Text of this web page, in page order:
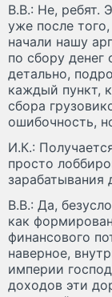
В.В.: Не, ребят.
уже после
начали нашу
по сбору денег
детально,
каждый пункт,
сбора
ошибочность,
И.К.:
просто
зарабатывания
В.В.: Да,
как
финансового
наверное,
империи
доходов эти